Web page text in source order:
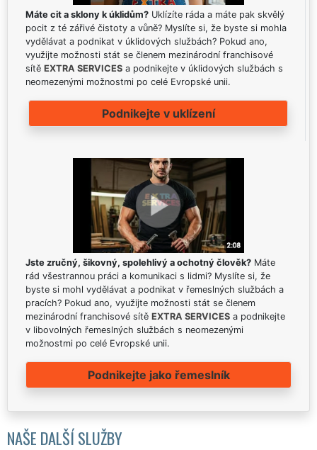
Máte cit a sklony k úklidům? Uklízíte ráda a máte pak skvělý
pocit z té zářivé čistoty a vůně? Myslíte si, že byste si mohla
vydělávat a podnikat v úklidových službách? Pokud ano,
využijte možnosti stát se členem mezinárodní franchisové
sítě EXTRA SERVICES a podnikejte v úklidových službách s
neomezenými možnostmi po celé Evropské unii.
Podnikejte v uklízení
Jste zručný, šikovný, spolehlivý a ochotný člověk? Máte
rád všestrannou práci a komunikaci s lidmi? Myslíte si, že
byste si mohl vydělávat a podnikat v řemeslných službách a
pracích? Pokud ano, využijte možnosti stát se členem
mezinárodní franchisové sítě EXTRA SERVICES a podnikejte
v libovolných řemeslných službách s neomezenými
možnostmi po celé Evropské unii.
Podnikejte jako řemeslník
NAŠE DALŠÍ SLUŽBY